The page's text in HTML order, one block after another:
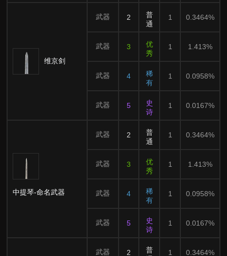
维京剑
武器 2
普
通
1 0.3464%
武器 3
优
秀
1 1.413%
武器 4
稀
有
1 0.0958%
武器 5
史
诗
1 0.0167%
中提琴-命名武器
武器 2
普
通
1 0.3464%
武器 3
优
秀
1 1.413%
武器 4
稀
有
1 0.0958%
武器 5
史
诗
1 0.0167%
武器 2
普
1 0.3464%